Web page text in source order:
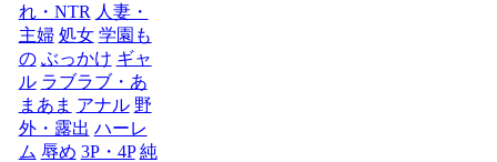
れ・NTR 人妻・
主婦 処女 学園も
の ぶっかけ ギャ
ル ラブラブ・あ
まあま アナル 野
外・露出 ハーレ
ム 辱め 3P・4P 純